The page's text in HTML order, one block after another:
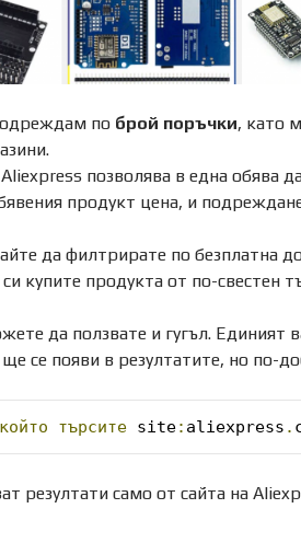
по брой поръчки, като
позволява в една обява
продукт цена, и
да филтрирате по безплатна
купите продукта от по-свестен
да ползвате и гугъл. Единият
се появи в резултатите, но по-
който търсите site: aliexpress .
резултати само от сайта на